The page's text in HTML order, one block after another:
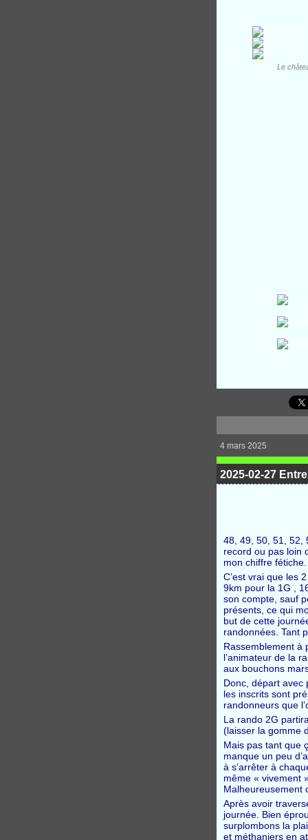
Le
4 mars 2025
2025-02-27
48, 49, 50, 51, 52,
record ou pas loin
mon chiffre fétiche.
C’est vrai que les
9km pour la 1G ,
son compte, sauf
présents, ce qui
but de cette
randonnées. Tant
Rassemblement à
l’animateur de la
aux bouchons
Donc, départ avec
les inscrits sont
randonneurs que
La rando 2G
(laisser la gomme
Mais pas tant que
manque un peu
à s’arrêter à
même « vivement
Malheureusement
Après avoir
journée. Bien
surplombons la
et méthaniers en